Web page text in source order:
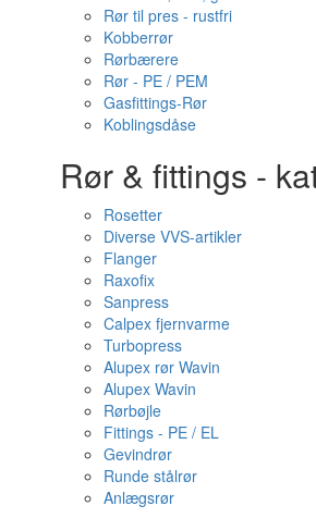
Rør til pres - rustfri
Kobberrør
Rørbærere
Rør - PE / PEM
Gasfittings-Rør
Koblingsdåse
Rør & fittings -
Rosetter
Diverse VVS-artikler
Flanger
Raxofix
Sanpress
Calpex fjernvarme
Turbopress
Alupex rør Wavin
Alupex Wavin
Rørbøjle
Fittings - PE / EL
Gevindrør
Runde stålrør
Anlægsrør